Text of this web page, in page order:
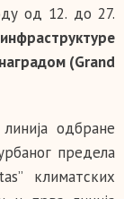
од 12. до 27.
(Grand
одбране
предела
климатских